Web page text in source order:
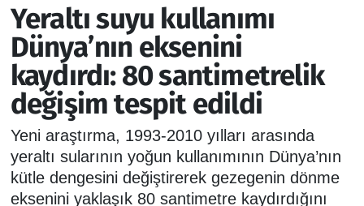
Yeraltı suyu kullanımı
Dünya’nın eksenini
kaydırdı: 80 santimetrelik
değişim tespit edildi
Yeni araştırma, 1993-2010 yılları arasında
yeraltı sularının yoğun kullanımının Dünya’nın
kütle dengesini değiştirerek gezegenin dönme
eksenini yaklaşık 80 santimetre kaydırdığını
GENEL
EKONOMİ
SİYASET
SPOR
ASAYİŞ
İzmir Trafik Yoğunluk Haritası
Puan Durumu ve Fikstür
Tüm Manşetler
Son Dakika Haberleri
Haber Arşivi